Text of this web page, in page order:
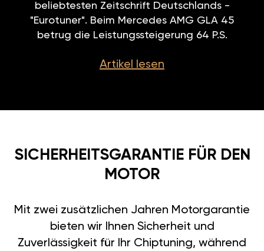
beliebtesten Zeitschrift Deutschlands -
"Eurotuner". Beim Mercedes AMG GLA 45
betrug die Leistungssteigerung 64 P.S.
Artikel lesen
SICHERHEITSGARANTIE FÜR DEN
MOTOR
Mit zwei zusätzlichen Jahren Motorgarantie
bieten wir Ihnen Sicherheit und
Zuverlässigkeit für Ihr Chiptuning, während